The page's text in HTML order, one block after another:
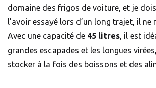
domaine des frigos de voiture, et je
l’avoir essayé lors d’un long trajet, il ne
Avec une capacité de 45 litres, il est
grandes escapades et les longues
stocker à la fois des boissons et des